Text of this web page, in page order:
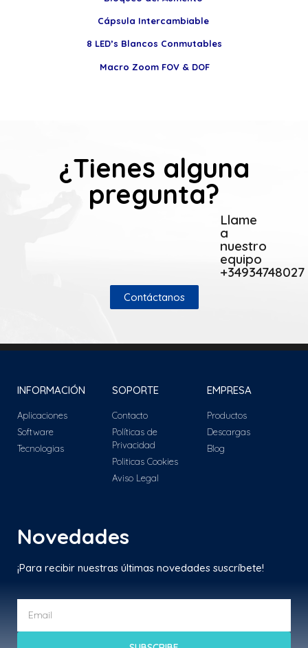
Cápsula Intercambiable
8 LED’s Blancos Conmutables
Macro Zoom FOV & DOF
¿Tienes alguna
pregunta?
Llame
a
nuestro
equipo
+34934748027
Contáctanos
INFORMACIÓN
Aplicaciones
Software
Tecnologias
SOPORTE
Contacto
Políticas de
Privacidad
Politicas Cookies
Aviso Legal
EMPRESA
Productos
Descargas
Blog
Novedades
¡Para recibir nuestras últimas novedades suscríbete!